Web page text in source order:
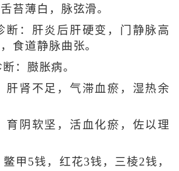
苔薄白，脉弦滑。
：肝炎后肝硬变，门静脉高
食道静脉曲张。
：臌胀病。
肾不足，气滞血瘀，湿热余
阴软坚，活血化瘀，佐以理
甲5钱，红花3钱，三棱2钱，